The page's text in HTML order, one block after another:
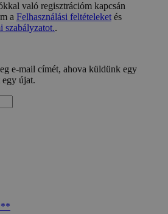
való regisztrációm kapcsán
a Felhasználási feltételeketés
szabályzatot..
e-mail címét, ahova küldünk egy
újat.